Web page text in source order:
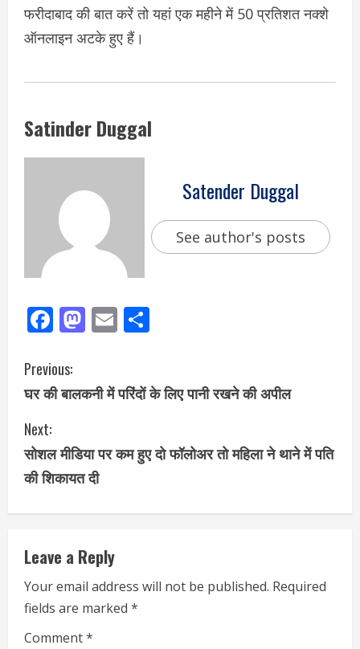
फरीदाबाद की बात करें तो यहां एक महीने में 50 प्रतिशत नक्शे
ऑनलाइन अटके हुए हैं।
Satinder Duggal
Satender Duggal
See author's posts
Facebook
Mastodon
Email
Previous:
घर की बालकनी में परिंदों के लिए पानी रखने की अपील
Next:
सोशल मीडिया पर कम हुए दो फॉलोअर तो महिला ने थाने में पति
की शिकायत दी
Leave a Reply
Your email address will not be published. Required
fields are marked *
Comment*